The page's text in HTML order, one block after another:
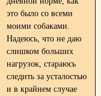
это было со всеми
моими собаками.
Надеюсь, что не даю
слишком больших
нагрузок, стараюсь
следить за усталостью
и в крайнем случае